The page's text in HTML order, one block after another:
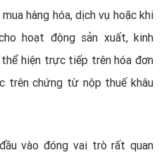
hàng hóa, dịch vụ hoặc khi
hoạt động sản xuất, kinh
hiện trực tiếp trên hóa đơn
trên chứng từ nộp thuế khâu
vào đóng vai trò rất quan